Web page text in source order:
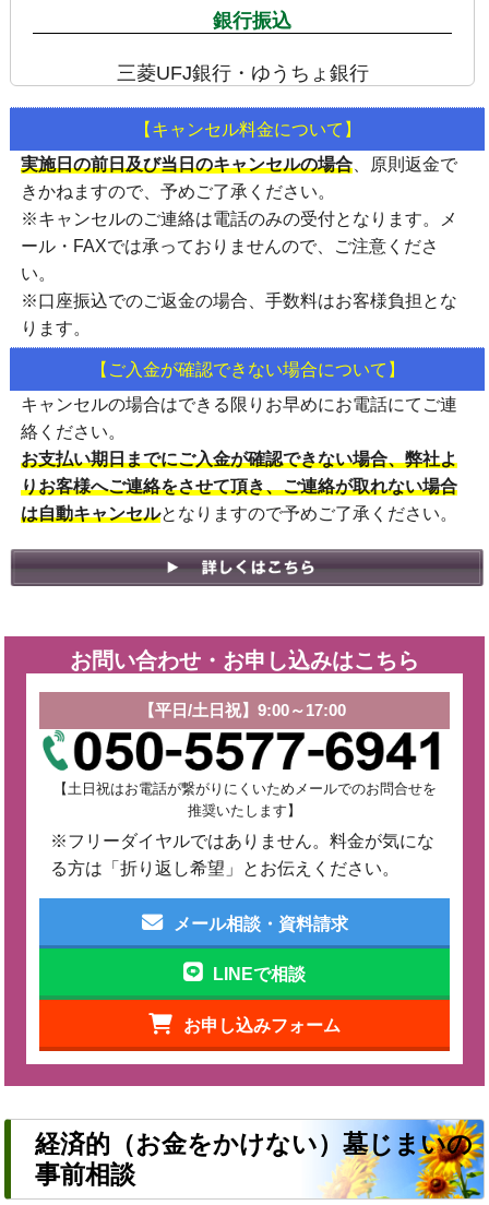
銀行振込
三菱UFJ銀行・ゆうちょ銀行
【キャンセル料金について】
実施日の前日及び当日のキャンセルの場合
原則返金で
きかねますので、予めご了承ください。
※キャンセルのご連絡は電話のみの受付となります。メ
ール・FAXでは承っておりませんので、ご注意くださ
い。
※口座振込でのご返金の場合、手数料はお客様負担とな
ります。
【ご入金が確認できない場合について】
キャンセルの場合はできる限りお早めにお電話にてご連
絡ください。
お支払い期日までにご入金が確認できない場合、弊社よ
りお客様へご連絡をさせて頂き、ご連絡が取れない場合
は自動キャンセルとなりますので予めご了承ください。
お問い合わせ・お申し込みはこちら
【平日/土日祝】9:00～17:00
【土日祝はお電話が繋がりにくいためメールでのお問合せを
推奨いたします】
※フリーダイヤルではありません。料金が気にな
る方は「折り返し希望」とお伝えください。
メール相談・資料請求
LINEで相談
お申し込みフォーム
経済的（お金をかけない）墓じまいの
事前相談